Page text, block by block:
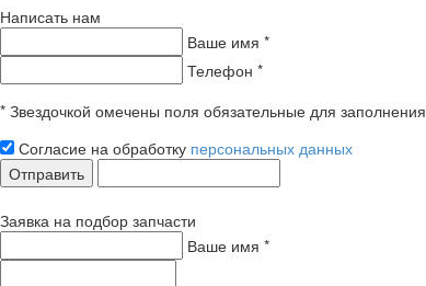
Написать нам
Ваше имя *
Телефон *
* Звездочкой омечены поля обязательные для заполнения
Согласие на обработку персональных данных
Отправить
Заявка на подбор запчасти
Ваше имя *